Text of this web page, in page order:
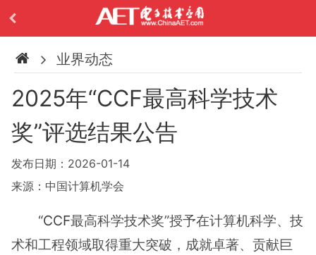
业界动态
2025年“CCF最高科学技术
奖”评选结果公告
发布日期：2026-01-14
来源：中国计算机学会
“CCF最高科学技术奖”授予在计算机科学、技
术和工程领域取得重大突破，成就卓著、贡献巨